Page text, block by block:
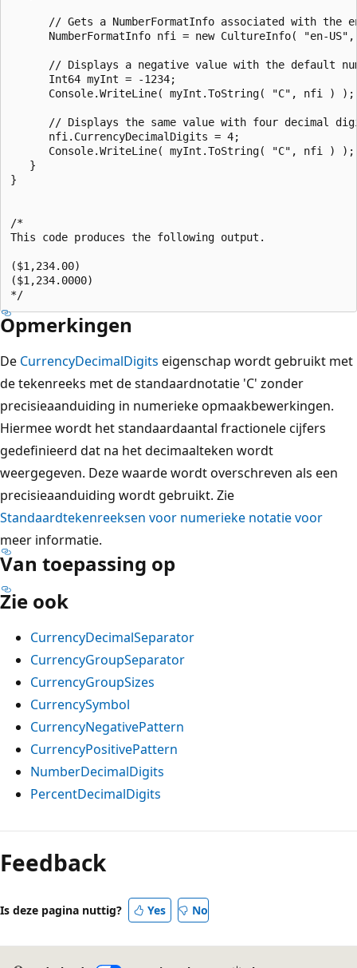
// Gets a NumberFormatInfo associated with the
NumberFormatInfo nfi = new CultureInfo( "en-
// Displays a negative value with the default
      Int64 myInt = -1234;
      Console.WriteLine( myInt.ToString( "C", nfi ) );
// Displays the same value with four decimal
      nfi.CurrencyDecimalDigits = 4;
      Console.WriteLine( myInt.ToString( "C", nfi ) );
   }
}
/*
This code produces the following output.
($1,234.00)
($1,234.0000)
Opmerkingen
De CurrencyDecimalDigits eigenschap wordt gebruikt met
de tekenreeks met de standaardnotatie 'C' zonder
precisieaanduiding in numerieke opmaakbewerkingen.
Hiermee wordt het standaardaantal fractionele cijfers
gedefinieerd dat na het decimaalteken wordt
weergegeven. Deze waarde wordt overschreven als een
precisieaanduiding wordt gebruikt. Zie
Standaardtekenreeksen voor numerieke notatie voor
meer informatie.
Van toepassing op
Zie ook
CurrencyDecimalSeparator
CurrencyGroupSeparator
CurrencyGroupSizes
CurrencySymbol
CurrencyNegativePattern
CurrencyPositivePattern
NumberDecimalDigits
PercentDecimalDigits
Leesmodus
uitgeschakeld
Feedback
Is deze pagina nuttig? Yes No